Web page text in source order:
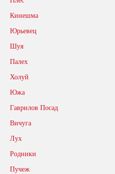
Кинешма
Юрьевец
Шуя
Палех
Холуй
Южа
Гаврилов Посад
Вичуга
Лух
Родники
Пучеж